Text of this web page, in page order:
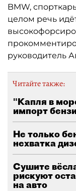
BMW,
целом речь
руководитель
Читайте также:
"Капля в
импорт
Не только
нехватка
Сушите
рискуют
на авто